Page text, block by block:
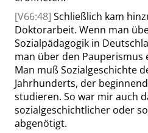
[V66:48] Schließlich kam
Doktorarbeit. Wenn man
Sozialpädagogik in
man über den Pauperismus
Man muß Sozialgeschichte
Jahrhunderts, der
studieren. So war mir auch
sozialgeschichtlicher oder
abgenötigt.